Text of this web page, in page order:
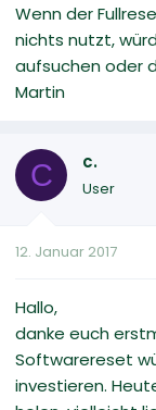
Wenn der
nichts nutzt,
aufsuchen oder
Martin
C c.
User
12. Januar 2017
Hallo,
danke euch
Softwarereset
investieren.